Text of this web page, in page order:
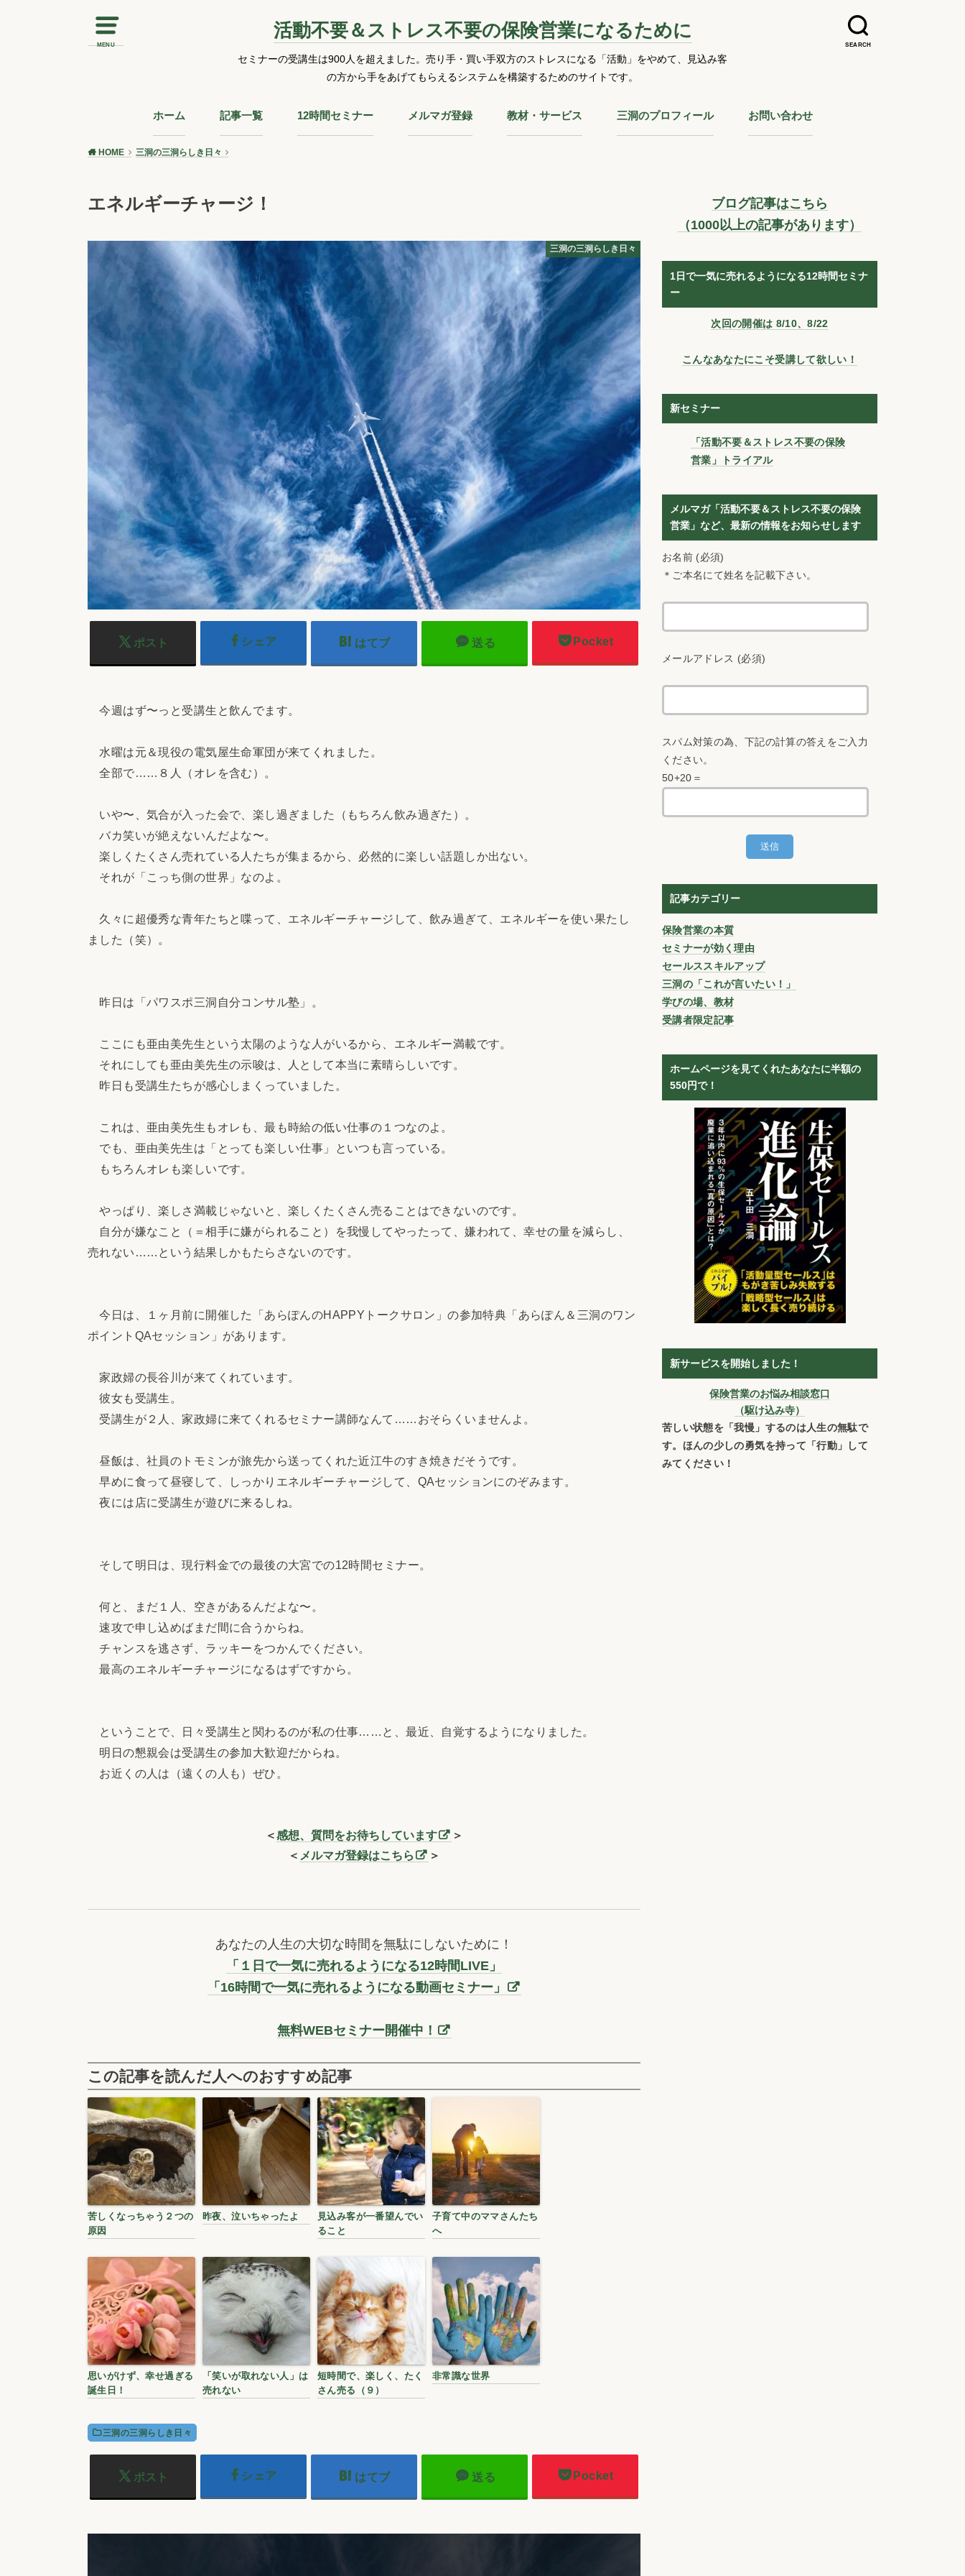
MENU SEARCH
活動不要＆ストレス不要の保険営業になるために
セミナーの受講生は900人を超えました。売り手・買い手双方のストレスになる「活動」をやめて、見込み客
の方から手をあげてもらえるシステムを構築するためのサイトです。
ホーム 記事一覧 12時間セミナー メルマガ登録 教材・サービス 三洞のプロフィール お問い合わせ
HOME 三洞の三洞らしき日々
エネルギーチャージ！
三洞の三洞らしき日々
ポスト シェア はてブ 送る Pocket
今週はず〜っと受講生と飲んでます。
水曜は元＆現役の電気屋生命軍団が来てくれました。
全部で……８人（オレを含む）。
いや〜、気合が入った会で、楽し過ぎました（もちろん飲み過ぎた）。
バカ笑いが絶えないんだよな〜。
楽しくたくさん売れている人たちが集まるから、必然的に楽しい話題しか出ない。
それが「こっち側の世界」なのよ。
久々に超優秀な青年たちと喋って、エネルギーチャージして、飲み過ぎて、エネルギーを使い果たし
ました（笑）。
昨日は「パワスポ三洞自分コンサル塾」。
ここにも亜由美先生という太陽のような人がいるから、エネルギー満載です。
それにしても亜由美先生の示唆は、人として本当に素晴らしいです。
昨日も受講生たちが感心しまくっていました。
これは、亜由美先生もオレも、最も時給の低い仕事の１つなのよ。
でも、亜由美先生は「とっても楽しい仕事」といつも言っている。
もちろんオレも楽しいです。
やっぱり、楽しさ満載じゃないと、楽しくたくさん売ることはできないのです。
自分が嫌なこと（＝相手に嫌がられること）を我慢してやったって、嫌われて、幸せの量を減らし、
売れない……という結果しかもたらさないのです。
今日は、１ヶ月前に開催した「あらぽんのHAPPYトークサロン」の参加特典「あらぽん＆三洞のワン
ポイントQAセッション」があります。
家政婦の長谷川が来てくれています。
彼女も受講生。
受講生が２人、家政婦に来てくれるセミナー講師なんて……おそらくいませんよ。
昼飯は、社員のトモミンが旅先から送ってくれた近江牛のすき焼きだそうです。
早めに食って昼寝して、しっかりエネルギーチャージして、QAセッションにのぞみます。
夜には店に受講生が遊びに来るしね。
そして明日は、現行料金での最後の大宮での12時間セミナー。
何と、まだ１人、空きがあるんだよな〜。
速攻で申し込めばまだ間に合うからね。
チャンスを逃さず、ラッキーをつかんでください。
最高のエネルギーチャージになるはずですから。
ということで、日々受講生と関わるのが私の仕事……と、最近、自覚するようになりました。
明日の懇親会は受講生の参加大歓迎だからね。
お近くの人は（遠くの人も）ぜひ。
＜感想、質問をお待ちしています
＞
＜ メルマガ登録はこちら ＞
あなたの人生の大切な時間を無駄にしないために！
「１日で一気に売れるようになる12時間LIVE」
「16時間で一気に売れるようになる動画セミナー」
無料WEBセミナー開催中！
この記事を読んだ人へのおすすめ記事
苦しくなっちゃう２つの
原因
昨夜、泣いちゃったよ
見込み客が一番望んでい
ること
子育て中のママさんたち
へ
思いがけず、幸せ過ぎる
誕生日！
「笑いが取れない人」は
売れない
短時間で、楽しく、たく
さん売る（９）
非常識な世界
三洞の三洞らしき日々
ポスト シェア はてブ 送る Pocket
ブログ記事はこちら
（1000以上の記事があります）
1日で一気に売れるようになる12時間セミナ
ー
次回の開催は 8/10、8/22
こんなあなたにこそ受講して欲しい！
新セミナー
「活動不要＆ストレス不要の保険
営業」トライアル
メルマガ「活動不要＆ストレス不要の保険
営業」など、最新の情報をお知らせします
お名前 (必須)
＊ご本名にて姓名を記載下さい。
メールアドレス (必須)
スパム対策の為、下記の計算の答えをご入力
ください。
50+20＝
記事カテゴリー
保険営業の本質
セミナーが効く理由
セールススキルアップ
三洞の「これが言いたい！」
学びの場、教材
受講者限定記事
ホームページを見てくれたあなたに半額の
550円で！
新サービスを開始しました！
保険営業のお悩み相談窓口
（駆け込み寺）
苦しい状態を「我慢」するのは人生の無駄で
す。ほんの少しの勇気を持って「行動」して
みてください！